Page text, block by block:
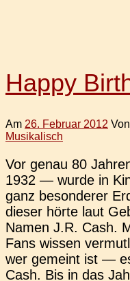
Happy
Am 26. Februar 2012 Von
Musikalisch
Vor genau 80
1932 — wurde in
ganz beson­de­rer
dieser hörte laut
Namen J.R. Cash.
Fans wissen
wer gemeint ist —
Cash. Bis in das